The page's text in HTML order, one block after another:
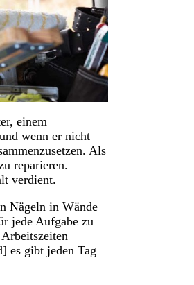
einem
wenn er nicht
Als
reparieren.
verdient.
Nägeln in Wände
jede Aufgabe zu
es gibt jeden Tag